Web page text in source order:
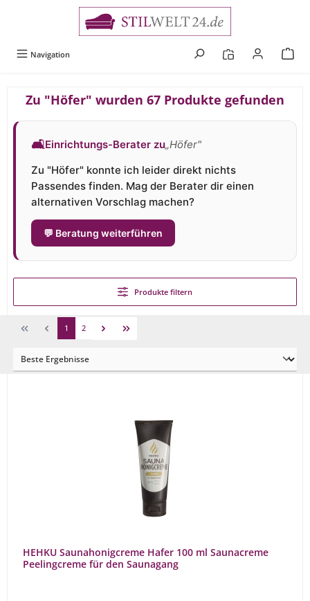
Navigation
Zu "Höfer" wurden 67 Produkte gefunden
🛋Einrichtungs-Berater zu„Höfer"
Zu "Höfer" konnte ich leider direkt nichts
Passendes finden. Mag der Berater dir einen
alternativen Vorschlag machen?
💬 Beratung weiterführen
Produkte filtern
1 2
HEHKU Saunahonigcreme Hafer 100 ml Saunacreme
Peelingcreme für den Saunagang